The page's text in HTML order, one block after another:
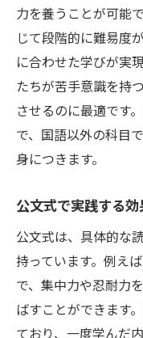
力を養うことが可能
じて段階的に難易度
に合わせた学びが実
たちが苦手意識を持
させるのに最適です
で、国語以外の科目
身につきます。
公文式で実践する
公文式は、具体的な
持っています。例え
で、集中力や忍耐力
ばすことができます
ており、一度学んだ